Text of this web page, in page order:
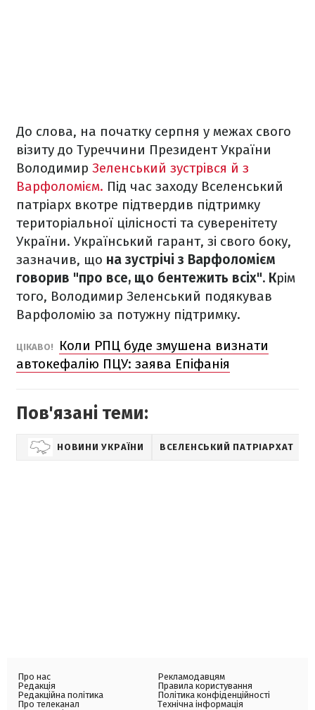
До слова, на початку серпня у межах свого
візиту до Туреччини Президент України
Володимир Зеленський зустрівся й з
Варфоломієм. Під час заходу Вселенський
патріарх вкотре підтвердив підтримку
територіальної цілісності та суверенітету
України. Український гарант, зі свого боку,
зазначив, що на зустрічі з Варфоломієм
говорив "про все, що бентежить всіх". Крім
того, Володимир Зеленський подякував
Варфоломію за потужну підтримку.
ЦІКАВО!
Коли РПЦ буде змушена визнати
автокефалію ПЦУ: заява Епіфанія
Пов'язані теми:
НОВИНИ УКРАЇНИ ВСЕЛЕНСЬКИЙ ПАТРІАРХАТ
Про нас
Редакція
Редакційна політика
Про телеканал
Рекламодавцям
Правила користування
Політика конфіденційності
Технічна інформація